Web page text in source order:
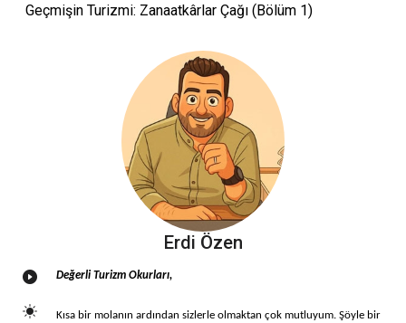
Geçmişin Turizmi: Zanaatkârlar Çağı (Bölüm 1)
Erdi Özen
Değerli Turizm Okurları,
Kısa bir molanın ardından sizlerle olmaktan çok mutluyum. Şöyle bir